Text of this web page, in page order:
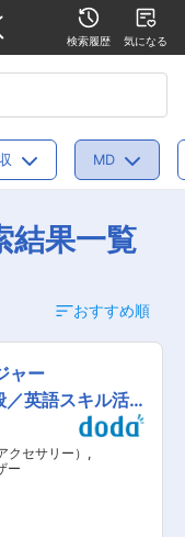
検索履歴 気になる
MD
結果一覧
おすすめ順
ャー
英語スキル活
セサリー） ,
ー